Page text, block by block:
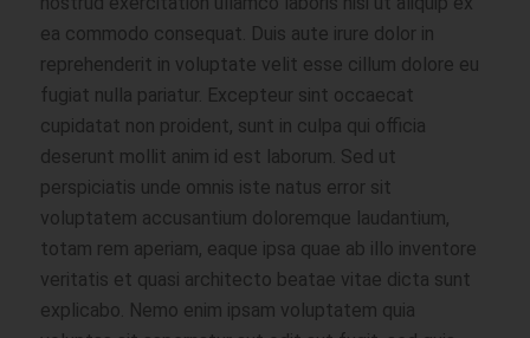
ea commodo consequat. Duis aute irure dolor in
reprehenderit in voluptate velit esse cillum dolore eu
fugiat nulla pariatur. Excepteur sint occaecat
cupidatat non proident, sunt in culpa qui officia
deserunt mollit anim id est laborum. Sed ut
perspiciatis unde omnis iste natus error sit
voluptatem accusantium doloremque laudantium,
totam rem aperiam, eaque ipsa quae ab illo inventore
veritatis et quasi architecto beatae vitae dicta sunt
explicabo. Nemo enim ipsam voluptatem quia